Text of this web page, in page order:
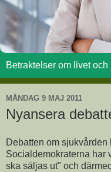
Betraktelser om livet och
MÅNDAG 9 MAJ 2011
Nyansera
Debatten om
Socialdemokraterna har
ska säljas ut" och